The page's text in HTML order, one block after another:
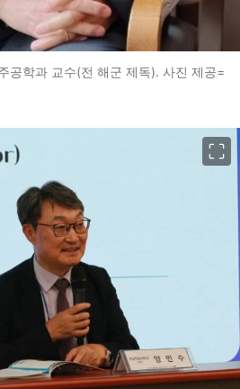
공학과 교수(전 해군 제독). 사진 제공=